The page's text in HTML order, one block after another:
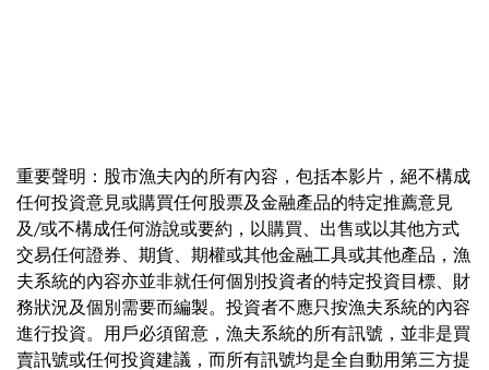
重要聲明：股市漁夫內的所有內容，包括本影片，絕不構成
任何投資意見或購買任何股票及金融產品的特定推薦意見
及/或不構成任何游說或要約，以購買、出售或以其他方式
交易任何證券、期貨、期權或其他金融工具或其他產品，漁
夫系統的內容亦並非就任何個別投資者的特定投資目標、財
務狀況及個別需要而編製。投資者不應只按漁夫系統的內容
進行投資。用戶必須留意，漁夫系統的所有訊號，並非是買
賣訊號或任何投資建議，而所有訊號均是全自動用第三方提